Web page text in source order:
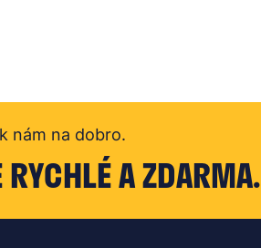
nám na dobro.
A ZDARMA.